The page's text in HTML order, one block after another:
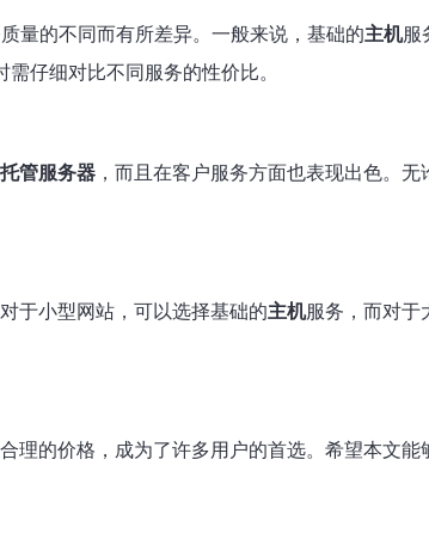
量的不同而有所差异。一般来说，基础的主机服
仔细对比不同服务的性价比。
托管服务器 ，而且在客户服务方面也表现出色。无
于小型网站，可以选择基础的主机服务，而对于
理的价格，成为了许多用户的首选。希望本文能